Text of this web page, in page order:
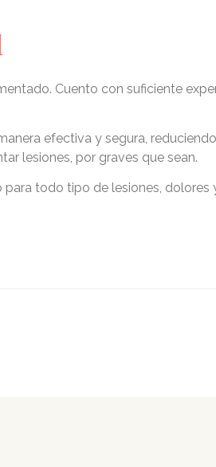
Cuento con suficiente
efectiva y segura,
lesiones, por graves que sean.
todo tipo de lesiones, dolores